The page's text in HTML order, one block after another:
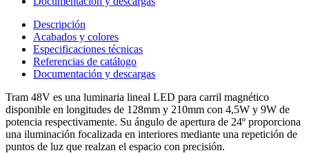
Descripción
Acabados y colores
Especificaciones técnicas
Referencias de catálogo
Documentación y descargas
Tram 48V es una luminaria lineal LED para carril magnético
disponible en longitudes de 128mm y 210mm con 4,5W y 9W de
potencia respectivamente. Su ángulo de apertura de 24º proporciona
una iluminación focalizada en interiores mediante una repetición de
puntos de luz que realzan el espacio con precisión.